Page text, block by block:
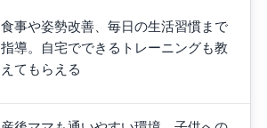
食事や姿勢改善、毎日の生活習慣まで
指導。自宅でできるトレーニングも教
えてもらえる